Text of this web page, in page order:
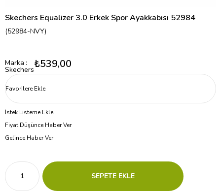
Skechers Equalizer 3.0 Erkek Spor Ayakkabısı 52984
(52984-NVY)
Marka :
Skechers₺539,00
Favorilere Ekle
İstek Listeme Ekle
Fiyat Düşünce Haber Ver
Gelince Haber Ver